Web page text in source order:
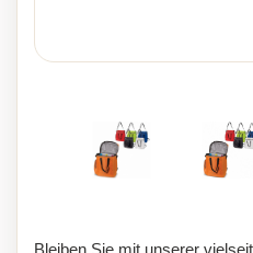
Bleiben Sie mit unserer